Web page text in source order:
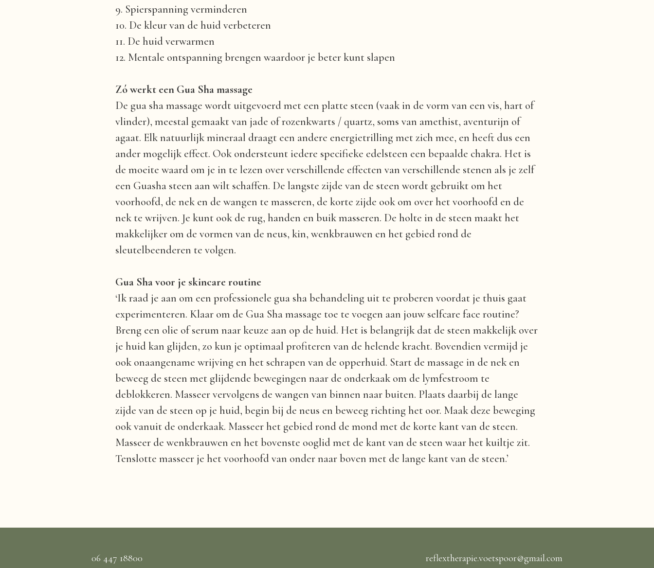
9. Spierspanning verminderen
10. De kleur van de huid verbeteren
11. De huid verwarmen
12. Mentale ontspanning brengen waardoor je beter kunt slapen
Zó werkt een Gua Sha massage
De gua sha massage wordt uitgevoerd met een platte steen (vaak in de vorm van een vis, hart of
vlinder), meestal gemaakt van jade of rozenkwarts / quartz, soms van amethist, aventurijn of
agaat. Elk natuurlijk mineraal draagt een andere energietrilling met zich mee, en heeft dus een
ander mogelijk effect. Ook ondersteunt iedere specifieke edelsteen een bepaalde chakra. Het is
de moeite waard om je in te lezen over verschillende effecten van verschillende stenen als je zelf
een Guasha steen aan wilt schaffen. De langste zijde van de steen wordt gebruikt om het
voorhoofd, de nek en de wangen te masseren, de korte zijde ook om over het voorhoofd en de
nek te wrijven. Je kunt ook de rug, handen en buik masseren. De holte in de steen maakt het
makkelijker om de vormen van de neus, kin, wenkbrauwen en het gebied rond de
sleutelbeenderen te volgen.
Gua Sha voor je skincare routine
‘Ik raad je aan om een professionele gua sha behandeling uit te proberen voordat je thuis gaat
experimenteren. Klaar om de Gua Sha massage toe te voegen aan jouw selfcare face routine?
Breng een olie of serum naar keuze aan op de huid. Het is belangrijk dat de steen makkelijk over
je huid kan glijden, zo kun je optimaal profiteren van de helende kracht. Bovendien vermijd je
ook onaangename wrijving en het schrapen van de opperhuid. Start de massage in de nek en
beweeg de steen met glijdende bewegingen naar de onderkaak om de lymfestroom te
deblokkeren. Masseer vervolgens de wangen van binnen naar buiten. Plaats daarbij de lange
zijde van de steen op je huid, begin bij de neus en beweeg richting het oor. Maak deze beweging
ook vanuit de onderkaak. Masseer het gebied rond de mond met de korte kant van de steen.
Masseer de wenkbrauwen en het bovenste ooglid met de kant van de steen waar het kuiltje zit.
Tenslotte masseer je het voorhoofd van onder naar boven met de lange kant van de steen.’
06 447 18800 reflextherapie.voetspoor@gmail.com